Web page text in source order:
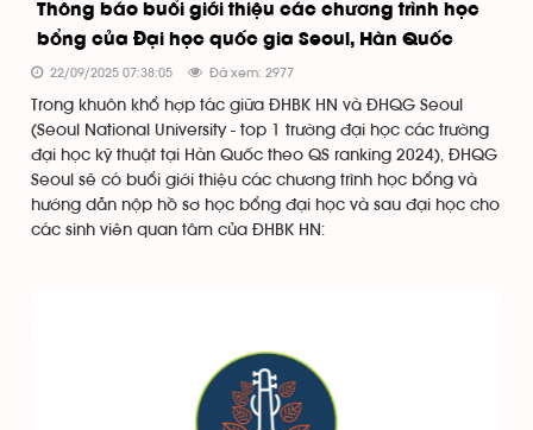
Thông báo buổi giới thiệu các chương trình học
bổng của Đại học quốc gia Seoul, Hàn Quốc
22/09/2025 07:38:05 Đã xem: 2977
Trong khuôn khổ hợp tác giữa ĐHBK HN và ĐHQG Seoul
(Seoul National University - top 1 trường đại học các trường
đại học kỹ thuật tại Hàn Quốc theo QS ranking 2024), ĐHQG
Seoul sẽ có buổi giới thiệu các chương trình học bổng và
hướng dẫn nộp hồ sơ học bổng đại học và sau đại học cho
các sinh viên quan tâm của ĐHBK HN: